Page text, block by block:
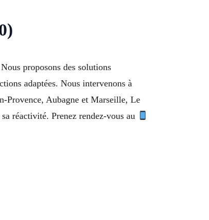
proposons des solutions
adaptées. Nous intervenons à
Provence, Aubagne et Marseille, Le
réactivité. Prenez rendez-vous au